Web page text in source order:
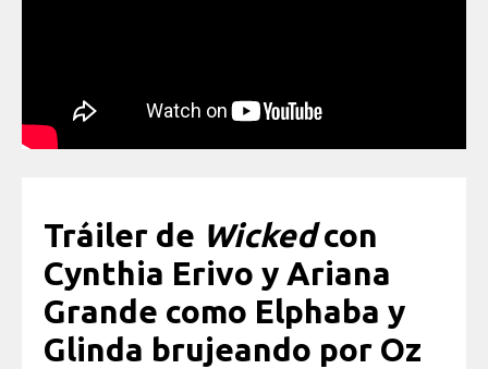
Tráiler de Wickedcon
Cynthia Erivo y Ariana
Grande como Elphaba y
Glinda brujeando por Oz